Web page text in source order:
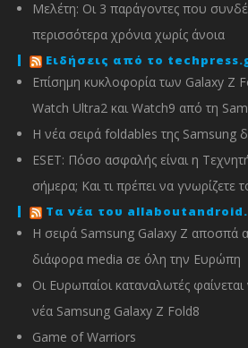
Μελέτη: Οι 3 παράγοντες που
περισσότερα χρόνια χωρίς άνοια
Ειδήσεις από το
Επίσημη κυκλοφορία των Galaxy Z
Watch Ultra2 και Watch9 από τη
Η νέα σειρά foldables της Samsung
ESET: Πόσο ασφαλής είναι η
σήμερα; Και τι πρέπει να γνωρίζετε
Τα νέα του
Η σειρά Samsung Galaxy Z αποσπά
διάφορα media σε όλη την Ευρώπη
Οι Ευρωπαίοι καταναλωτές
νέα Samsung Galaxy Z Fold8
Game of Warriors